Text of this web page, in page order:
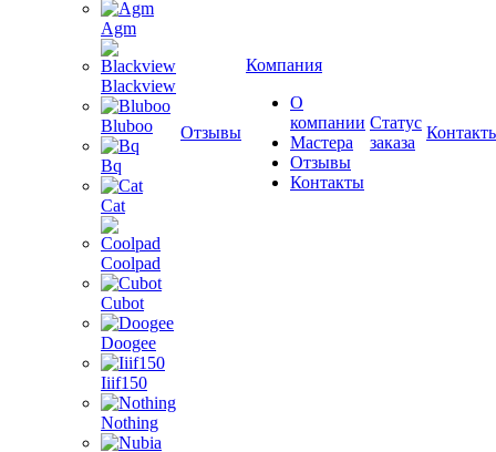
Agm
Blackview
Bluboo
Bq
Cat
Coolpad
Cubot
Doogee
Iiif150
Nothing
Отзывы
Компания
О
компании
Мастера
Отзывы
Контакты
Статус
заказа